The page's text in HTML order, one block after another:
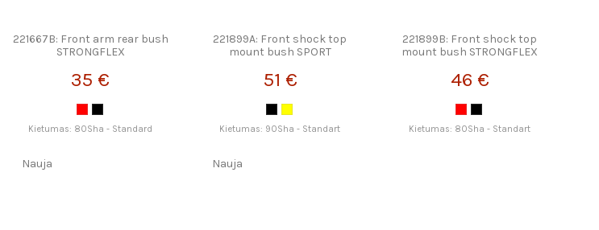
221667B: Front arm rear bush
STRONGFLEX
35 €
Kietumas: 80Sha - Standard
221899A: Front shock top
mount bush SPORT
51 €
Kietumas: 90Sha - Standart
221899B: Front shock top
mount bush STRONGFLEX
46 €
Kietumas: 80Sha - Standart
Nauja Nauja